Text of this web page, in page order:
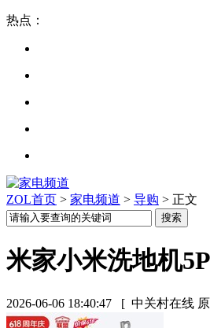
热点：
ZOL首页 > 家电频道 > 导购 > 正文
米家小米洗地机
2026-06-06 18:40:47 [ 中关村在线